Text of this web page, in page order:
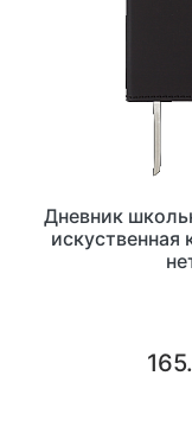
Дневник
искуственная